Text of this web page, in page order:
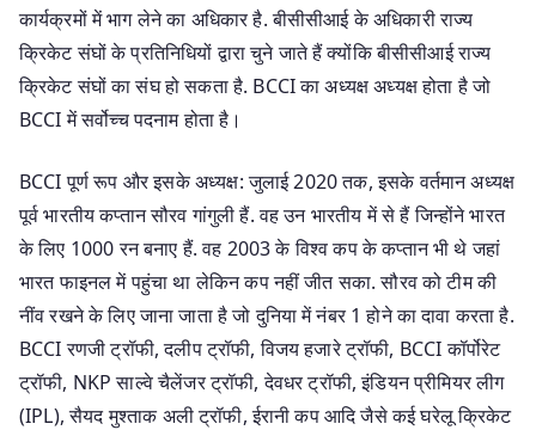
कार्यक्रमों में भाग लेने का अधिकार है. बीसीसीआई के अधिकारी राज्य
क्रिकेट संघों के प्रतिनिधियों द्वारा चुने जाते हैं क्योंकि बीसीसीआई राज्य
क्रिकेट संघों का संघ हो सकता है. BCCI का अध्यक्ष अध्यक्ष होता है जो
BCCI में सर्वोच्च पदनाम होता है।
BCCI पूर्ण रूप और इसके अध्यक्ष: जुलाई 2020 तक, इसके वर्तमान अध्यक्ष
पूर्व भारतीय कप्तान सौरव गांगुली हैं. वह उन भारतीय में से हैं जिन्होंने भारत
के लिए 1000 रन बनाए हैं. वह 2003 के विश्व कप के कप्तान भी थे जहां
भारत फाइनल में पहुंचा था लेकिन कप नहीं जीत सका. सौरव को टीम की
नींव रखने के लिए जाना जाता है जो दुनिया में नंबर 1 होने का दावा करता है.
BCCI रणजी ट्रॉफी, दलीप ट्रॉफी, विजय हजारे ट्रॉफी, BCCI कॉर्पोरेट
ट्रॉफी, NKP साल्वे चैलेंजर ट्रॉफी, देवधर ट्रॉफी, इंडियन प्रीमियर लीग
(IPL), सैयद मुश्ताक अली ट्रॉफी, ईरानी कप आदि जैसे कई घरेलू क्रिकेट